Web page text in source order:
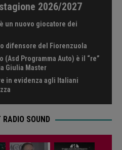
2026/2027
un nuovo giocatore dei
difensore del Fiorenzuola
(Asd Programma Auto) è il “re”
Giulia Master
in evidenza agli Italiani
SOUND